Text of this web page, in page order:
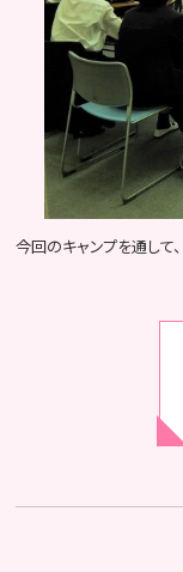
今回のキャンプを通して